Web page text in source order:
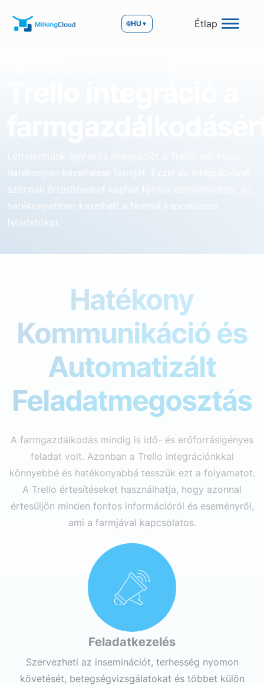
🌐HU ▼ Étlap
Létrehoztunk egy erős integrációt a Trello-val, hogy
hatékonyan kezelhesse farmját. Ezzel az integrációval
azonnali értesítéseket kaphat fontos eseményekről, és
hatékonyabban kezelheti a farmlal kapcsolatos
feladatokat.
Hatékony
Kommunikáció és
Automatizált
Feladatmegosztás
A farmgazdálkodás mindig is idő- és erőforrásigényes
feladat volt. Azonban a Trello integrációnkkal
könnyebbé és hatékonyabbá tesszük ezt a folyamatot.
A Trello értesítéseket használhatja, hogy azonnal
értesüljön minden fontos információról és eseményről,
ami a farmjával kapcsolatos.
Feladatkezelés
Szervezheti az inseminációt, terhesség nyomon
követését, betegségvizsgálatokat és többet külön